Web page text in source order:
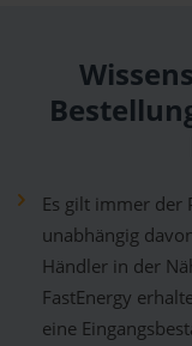
Es gilt immer der
unabhängig
Händler in der
FastEnergy
eine